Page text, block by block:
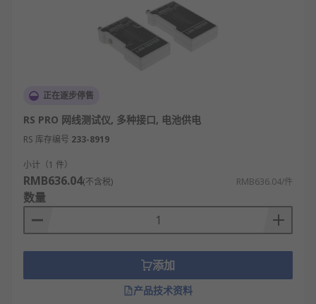
正在逐步停售
RS PRO 网线测试仪, 多种接口, 电池供电
RS 库存编号 233-8919
小计（1 件）
RMB636.04(不含税) RMB636.04/件
数量
添加
产品技术资料